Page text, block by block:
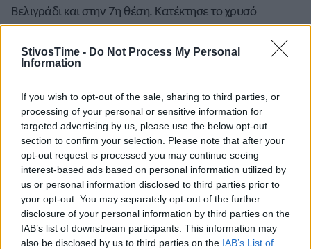
StivosTime - Do Not Process My Personal
Information
If you wish to opt-out of the sale, sharing to third parties, or
processing of your personal or sensitive information for
targeted advertising by us, please use the below opt-out
section to confirm your selection. Please note that after your
opt-out request is processed you may continue seeing
interest-based ads based on personal information utilized by
us or personal information disclosed to third parties prior to
your opt-out. You may separately opt-out of the further
disclosure of your personal information by third parties on the
IAB’s list of downstream participants. This information may
also be disclosed by us to third parties on the IAB’s List of
Βελιγράδι και στην 7η θέση. Κατέκτησε το χρυσό
μετάλλιο στουςΜεσογειακούς Αγώνεςστο Οράν,
έτρεξε στα ημιτελικά στο Παγκόσμιο Πρωτάθλημα
του
Γιουτζίν, ήταν 6ος στον τελικό στους
παρουσία του στα ημιτελικά στοΕυρωπαϊκό
Πρωτάθλημαστο Μόναχο.
Κεντρική φωτογραφία: stivostime/ Angelos Zymaras